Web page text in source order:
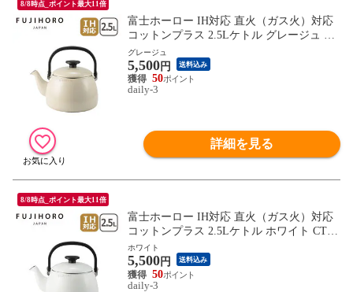
8/8時点_ポイント最大11倍
富士ホーロー IH対応 直火（ガス火）対応
コットンプラス 2.5Lケトル グレージュ CT
P-2.5K.GG やかん ほうろう 大容量 Cotton
Pulus FUJIHORO 【北海道・沖縄は990円加
算】 fuj618-3
グレージュ
5,500円 送料込み
50
daily-3
詳細を見る
8/8時点_ポイント最大11倍
富士ホーロー IH対応 直火（ガス火）対応
コットンプラス 2.5Lケトル ホワイト CTP-
2.5K.W やかん ほうろう 大容量 Cotton Pulu
s FUJIHORO 【北海道・沖縄は990円加算】
fuj618-4
ホワイト
5,500円 送料込み
50
daily-3